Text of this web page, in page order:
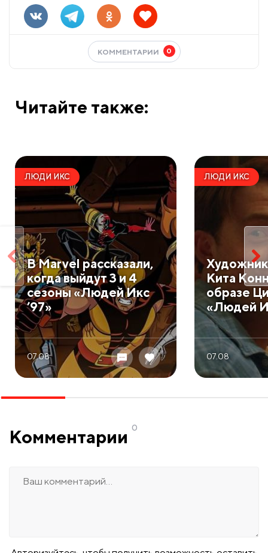
КОММЕНТАРИИ 0
Читайте также:
ЛЮДИ ИКС
В Marvel рассказали,
когда выйдут 3 и 4
сезоны «Людей Икс
’97»
07.08
ЛЮДИ ИКС
Художник
Кита
образе
«Людей
07.08
Комментарии 0